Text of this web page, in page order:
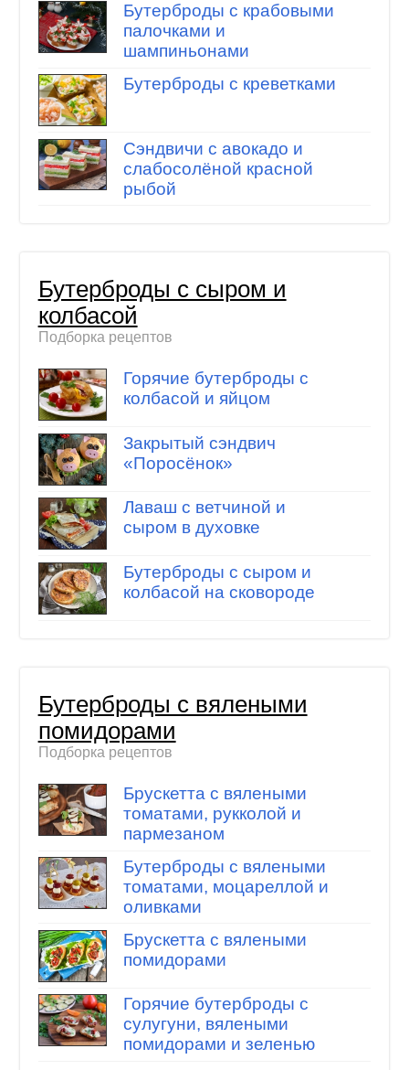
Бутерброды с крабовыми
палочками и
шампиньонами
Бутерброды с креветками
Сэндвичи с авокадо и
слабосолёной красной
рыбой
Бутерброды с сыром и
колбасой
Подборка рецептов
Горячие бутерброды с
колбасой и яйцом
Закрытый сэндвич
«Поросёнок»
Лаваш с ветчиной и
сыром в духовке
Бутерброды с сыром и
колбасой на сковороде
Бутерброды с вялеными
помидорами
Подборка рецептов
Брускетта с вялеными
томатами, рукколой и
пармезаном
Бутерброды с вялеными
томатами, моцареллой и
оливками
Брускетта с вялеными
помидорами
Горячие бутерброды с
сулугуни, вялеными
помидорами и зеленью